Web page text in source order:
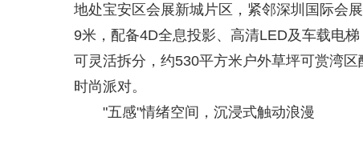
地处宝安区会展新城片区，紧邻深圳国际会
9米，配备4D全息投影、高清LED及车载电
可灵活拆分，约530平方米户外草坪可赏湾
时尚派对。
"五感"情绪空间，沉浸式触动浪漫